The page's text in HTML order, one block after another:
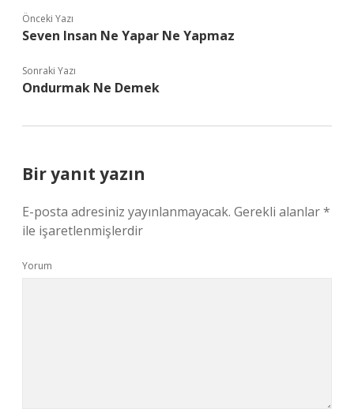
Önceki Yazı
Seven Insan Ne Yapar Ne Yapmaz
Sonraki Yazı
Ondurmak Ne Demek
Bir yanıt yazın
E-posta adresiniz yayınlanmayacak. Gerekli alanlar*
ile işaretlenmişlerdir
Yorum